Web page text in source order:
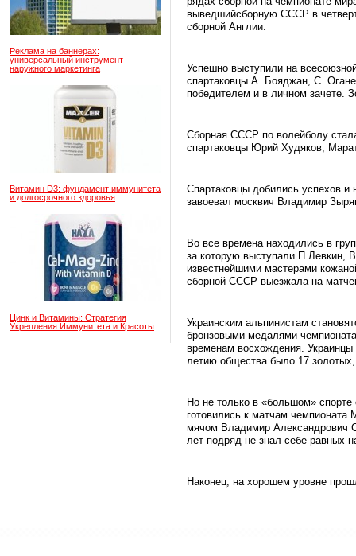
Реклама на баннерах:
универсальный инструмент
наружного маркетинга
Витамин D3: фундамент иммунитета
и долгосрочного здоровья
Цинк и Витамины: Стратегия
Укрепления Иммунитета и Красоты
выведшийсборную СССР в
сборной Англии.
Успешно выступили на
спартаковцы А. Бояджан, С.
победителем и в личном зачете.
Сборная СССР по волейболу
спартаковцы Юрий Худяков,
Спартаковцы добились успехов
завоевал москвич Владимир
Во все времена находились в
за которую выступали П.Левкин,
известнейшими мастерами
сборной СССР выезжала на
Украинским альпинистам
бронзовыми медалями
временам восхождения. Украинцы
летию общества было 17
Но не только в «большом»
готовились к матчам
мячом Владимир Александрович
лет подряд не знал себе равных
Наконец, на хорошем уровне